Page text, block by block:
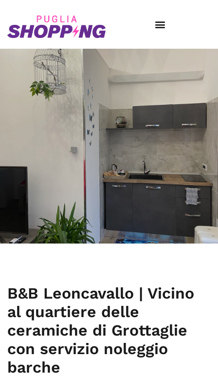
B&B Leoncavallo | Vicino
al quartiere delle
ceramiche di Grottaglie
con servizio noleggio
barche